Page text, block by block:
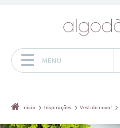
MENU
Início Inspirações Vestido novo!